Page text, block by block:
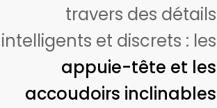
travers des détails
intelligents et discrets : les
appuie-tête et les
accoudoirs inclinables